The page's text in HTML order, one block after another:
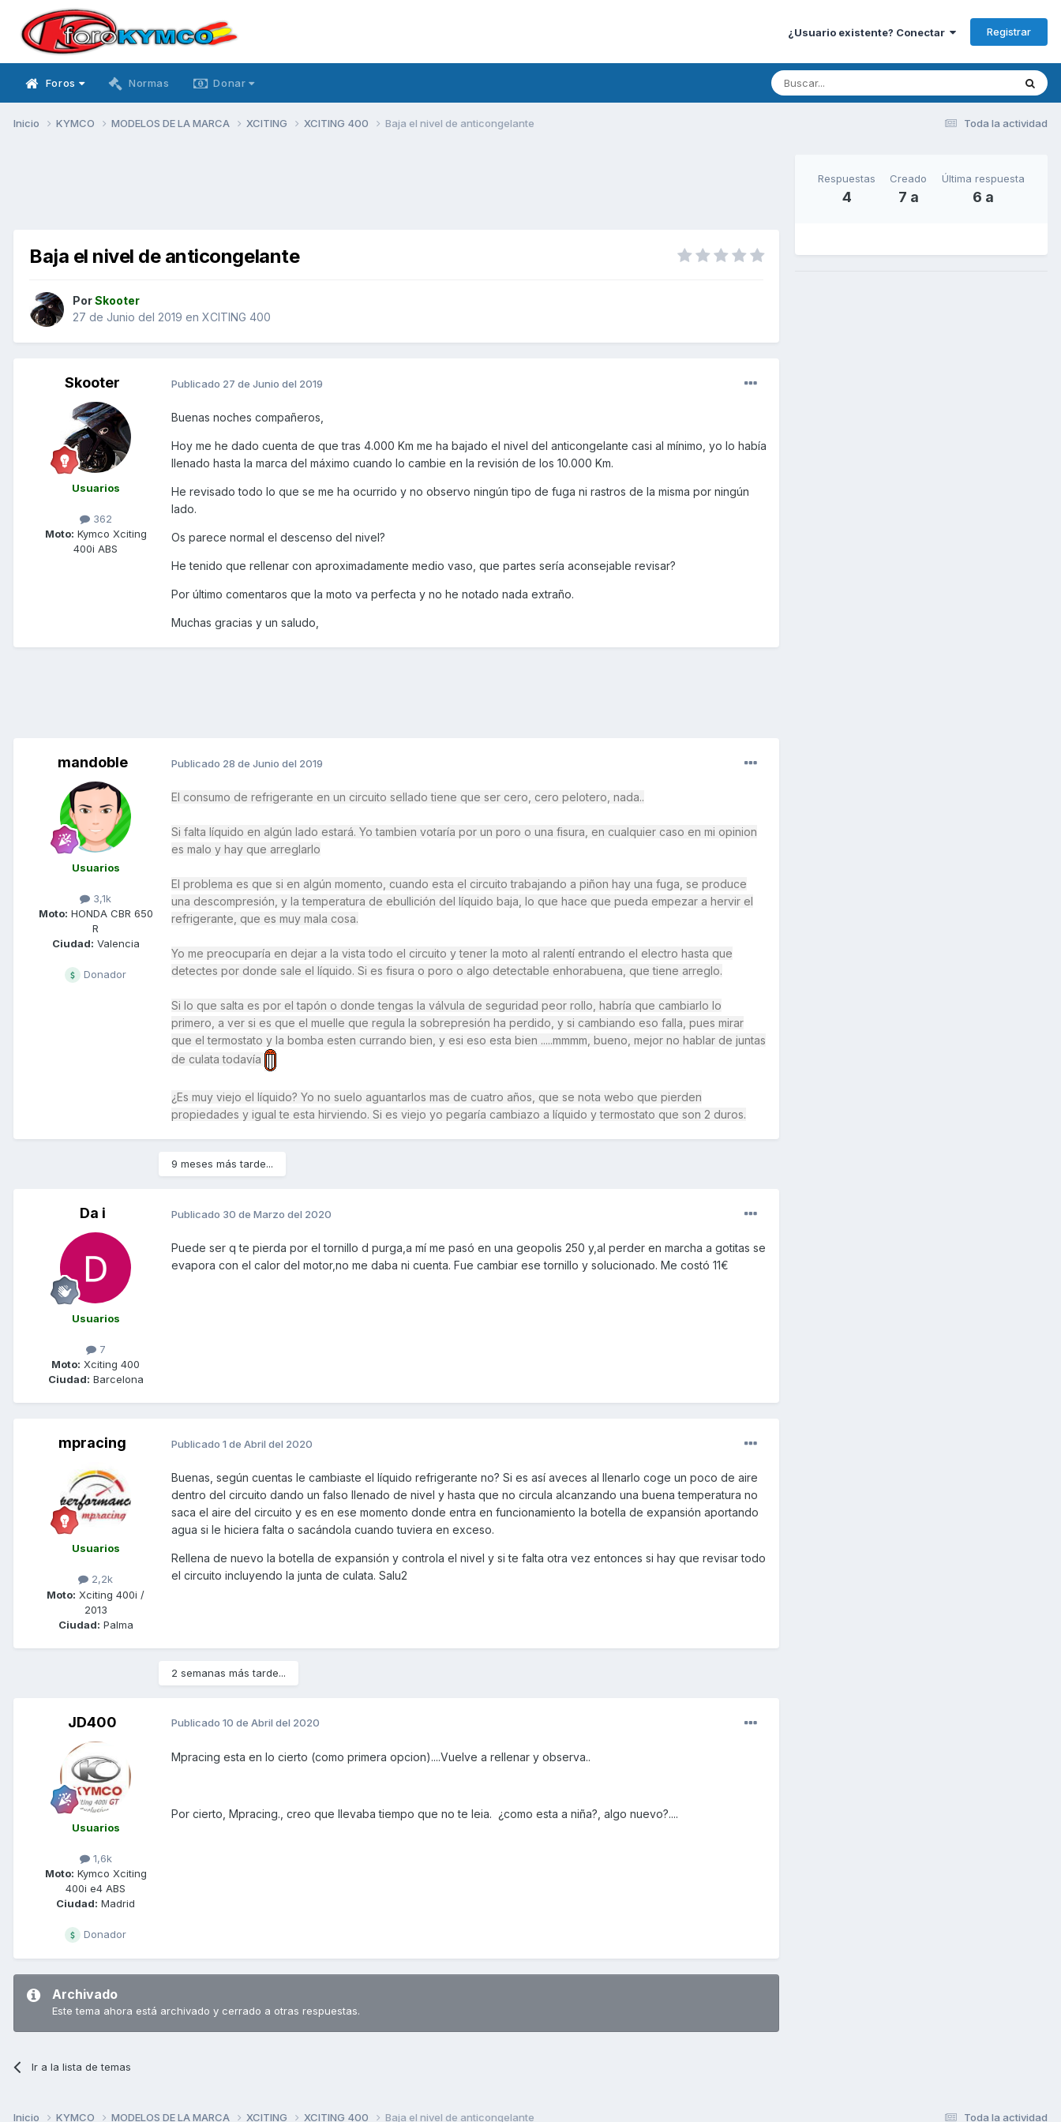
¿Usuario existente? Conectar Registrar
Foros Normas Donar
Toda la actividad
Inicio KYMCO MODELOS DE LA MARCA XCITING XCITING 400 Baja el nivel de anticongelante
Baja el nivel de anticongelante
PorSkooter
27 de Junio del 2019 en XCITING 400
Skooter
Usuarios
362
Moto: Kymco Xciting
400i ABS
Publicado 27 de Junio del 2019
Buenas noches compañeros,
Hoy me he dado cuenta de que tras 4.000 Km me ha bajado el nivel del anticongelante casi al mínimo, yo lo había
llenado hasta la marca del máximo cuando lo cambie en la revisión de los 10.000 Km.
He revisado todo lo que se me ha ocurrido y no observo ningún tipo de fuga ni rastros de la misma por ningún
lado.
Os parece normal el descenso del nivel?
He tenido que rellenar con aproximadamente medio vaso, que partes sería aconsejable revisar?
Por último comentaros que la moto va perfecta y no he notado nada extraño.
Muchas gracias y un saludo,
mandoble
Usuarios
3,1k
Moto: HONDA CBR 650
R
Ciudad: Valencia
Donador
Publicado 28 de Junio del 2019
El consumo de refrigerante en un circuito sellado tiene que ser cero, cero pelotero, nada..
Si falta líquido en algún lado estará. Yo tambien votaría por un poro o una fisura, en cualquier caso en mi opinion
es malo y hay que arreglarlo
El problema es que si en algún momento, cuando esta el circuito trabajando a piñon hay una fuga, se produce
una descompresión, y la temperatura de ebullición del líquido baja, lo que hace que pueda empezar a hervir el
refrigerante, que es muy mala cosa.
Yo me preocuparía en dejar a la vista todo el circuito y tener la moto al ralentí entrando el electro hasta que
detectes por donde sale el líquido. Si es fisura o poro o algo detectable enhorabuena, que tiene arreglo.
Si lo que salta es por el tapón o donde tengas la válvula de seguridad peor rollo, habría que cambiarlo lo
primero, a ver si es que el muelle que regula la sobrepresión ha perdido, y si cambiando eso falla, pues mirar
que el termostato y la bomba esten currando bien, y esi eso esta bien .....mmmm, bueno, mejor no hablar de juntas
de culata todavía
¿Es muy viejo el líquido? Yo no suelo aguantarlos mas de cuatro años, que se nota webo que pierden
propiedades y igual te esta hirviendo. Si es viejo yo pegaría cambiazo a líquido y termostato que son 2 duros.
9 meses más tarde...
Da i
Usuarios
7
Moto: Xciting 400
Ciudad: Barcelona
Publicado 30 de Marzo del 2020
Puede ser q te pierda por el tornillo d purga,a mí me pasó en una geopolis 250 y,al perder en marcha a gotitas se
evapora con el calor del motor,no me daba ni cuenta. Fue cambiar ese tornillo y solucionado. Me costó 11€
mpracing
Usuarios
2,2k
Moto: Xciting 400i /
2013
Ciudad: Palma
Publicado 1 de Abril del 2020
Buenas, según cuentas le cambiaste el líquido refrigerante no? Si es así aveces al llenarlo coge un poco de aire
dentro del circuito dando un falso llenado de nivel y hasta que no circula alcanzando una buena temperatura no
saca el aire del circuito y es en ese momento donde entra en funcionamiento la botella de expansión aportando
agua si le hiciera falta o sacándola cuando tuviera en exceso.
Rellena de nuevo la botella de expansión y controla el nivel y si te falta otra vez entonces si hay que revisar todo
el circuito incluyendo la junta de culata. Salu2
2 semanas más tarde...
JD400
Usuarios
1,6k
Moto: Kymco Xciting
400i e4 ABS
Ciudad: Madrid
Donador
Publicado 10 de Abril del 2020
Mpracing esta en lo cierto (como primera opcion)....Vuelve a rellenar y observa..
Por cierto, Mpracing., creo que llevaba tiempo que no te leia. ¿como esta a niña?, algo nuevo?....
Archivado
Este tema ahora está archivado y cerrado a otras respuestas.
Ir a la lista de temas
Respuestas
4
Creado
7 a
Última respuesta
6 a
Toda la actividad
Inicio KYMCO MODELOS DE LA MARCA XCITING XCITING 400 Baja el nivel de anticongelante